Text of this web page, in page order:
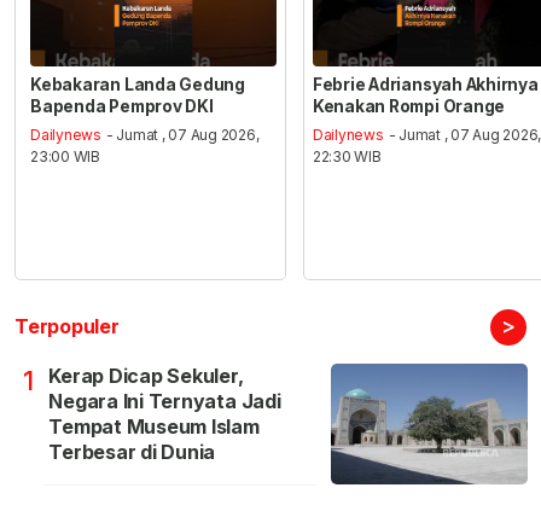
Kebakaran Landa Gedung
Bapenda Pemprov DKI
Dailynews - Jumat , 07 Aug 2026,
23:00 WIB
Febrie Adriansyah Akhirnya
Kenakan Rompi Orange
Dailynews - Jumat , 07 Aug 2026,
22:30 WIB
Terpopuler >
1
Kerap Dicap Sekuler,
Negara Ini Ternyata Jadi
Tempat Museum Islam
Terbesar di Dunia